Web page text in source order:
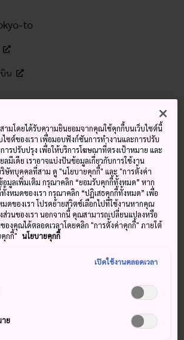
to
บิน
นที่
และบาร์และร้านอาหาร
ทั้งหมดนี้มีอยู่ในใจกลาง
งโตเกียว
เป็นบริเวณเที่ยวราตรีที่หนาแน่นที่สุด เต็ม
นซึ่งคึกคักและเป็นย่านดาว์นทาว์นที่
หรือบางทีอาจจะปลอดภัยที่สุดในโลก
ามโดยได้รับความยินยอมจากคุณใช้คุกกี้บนเว็บไซต์นี้
ซต์ของเรา เพื่อมอบฟังก์ชันการทำงานและการปรับ
ารปรับปรุง เพื่อให้บริการโฆษณาที่ตรงเป้าหมาย และ
มีเดีย เราอาจแบ่งปันข้อมูลเกี่ยวกับการใช้งาน
ษัทบุคคลที่สาม ดู "นโยบายคุกกี้" และ "การตั้งค่า
อมูลเพิ่มเติม กรุณาคลิก “ยอมรับคุกกี้ทั้งหมด” หาก
งหมดของเรา กรุณาคลิก “ปฏิเสธคุกกี้ทั้งหมด” เพื่อ
ดของเรา โปรดย้ายสวิตช์เลือกไปที่ใช้งานหากคุณ
วนของเรา นอกจากนี้ คุณสามารถเปลี่ยนแปลงหรือ
องคุณได้ตลอดเวลาโดยคลิก "การตั้งค่าคุกกี้" ภายใต้
กกี้" นโยบายคุกกี้
เปิดใช้งานตลอดเวลา
าย